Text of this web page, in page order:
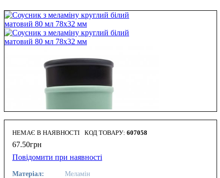
НЕМАЄ В НАЯВНОСТІ 607058
67.50грн
Повідомити при наявності
Матеріал:
Меламін